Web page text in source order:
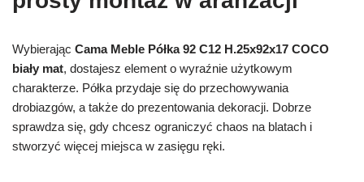
Wybierając Cama Meble Półka 92 C12 H.25x92x17 COCO
biały mat, dostajesz element o wyraźnie użytkowym
charakterze. Półka przydaje się do przechowywania
drobiazgów, a także do prezentowania dekoracji. Dobrze
sprawdza się, gdy chcesz ograniczyć chaos na blatach i
stworzyć więcej miejsca w zasięgu ręki.